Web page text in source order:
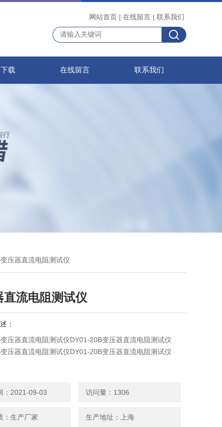
网站首页 | 在线留言 | 联系我们
载 在线留言 联系我们
压器直流电阻测试仪
直流电阻测试仪
：
压器直流电阻测试仪DY01-20B变压器直流电阻测试仪
压器直流电阻测试仪DY01-20B变压器直流电阻测试仪
：2021-09-03 访问量：1306
：生产厂家 生产地址：上海